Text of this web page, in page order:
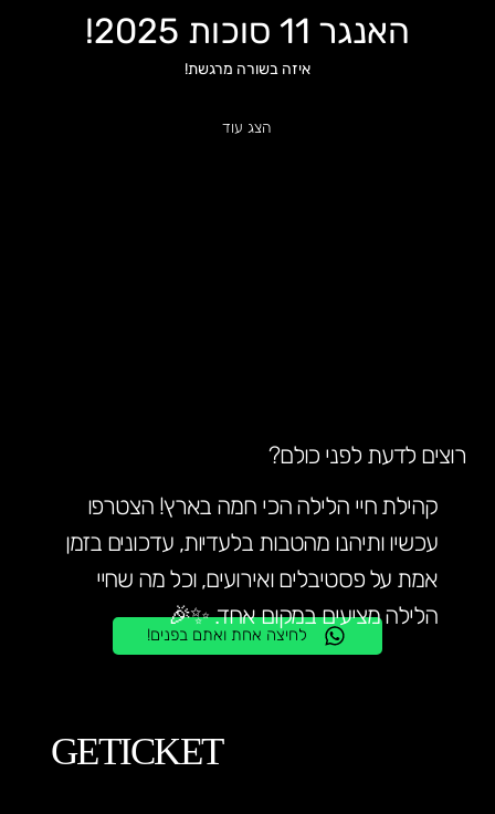
האנגר 11 סוכות 2025!
איזה בשורה מרגשת!
הצג עוד
לחיצה אחת ואתם בפנים!
קהילת חיי הלילה הכי חמה בארץ! הצטרפו
עכשיו ותיהנו מהטבות בלעדיות, עדכונים בזמן
אמת על פסטיבלים ואירועים, וכל מה שחיי
הלילה מציעים במקום אחד. ✨🎉
רוצים לדעת לפני כולם?
GETICKET